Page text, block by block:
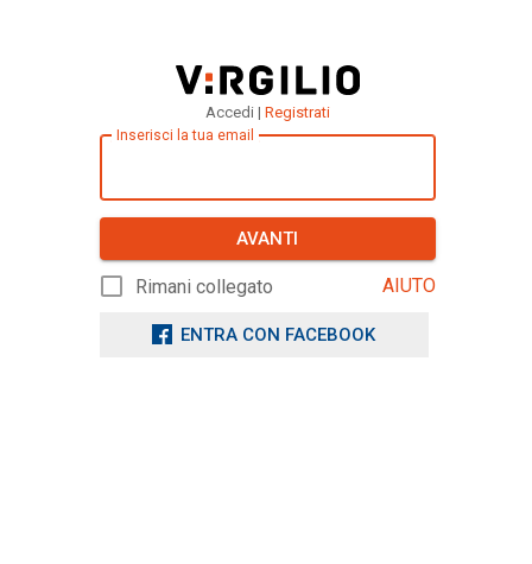
Accedi | Registrati
Inserisci la tua email
AVANTI
Rimani collegato AIUTO
ENTRA CON FACEBOOK